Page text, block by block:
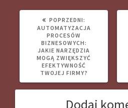
POPRZEDNI:
WPIS:
AUTOMATYZACJA
PROCESÓW
BIZNESOWYCH:
JAKIE NARZĘDZIA
MOGĄ ZWIĘKSZYĆ
EFEKTYWNOŚĆ
TWOJEJ FIRMY?
Dodaj